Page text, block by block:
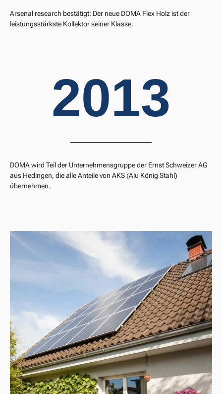
Arsenal research bestätigt: Der neue DOMA Flex Holz ist der
leistungsstärkste Kollektor seiner Klasse.
2013
DOMA wird Teil der Unternehmensgruppe der Ernst Schweizer AG
aus Hedingen, die alle Anteile von AKS (Alu König Stahl)
übernehmen.